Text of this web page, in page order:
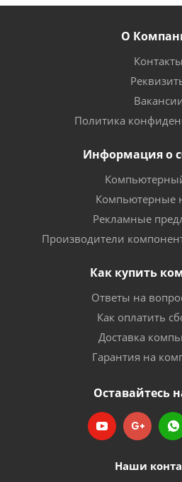
О
Контакты
Политика
Информация о
Компьютерные
Рекламные
Производители
Как купить
Ответы на
Как оплатить
Доставка
Гарантия на
Оставайтесь
Наши